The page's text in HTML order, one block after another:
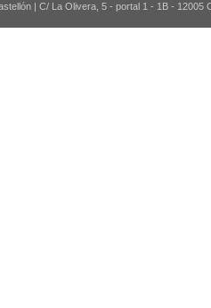
| C/ La Olivera, 5 - portal 1 - 1B - 12005